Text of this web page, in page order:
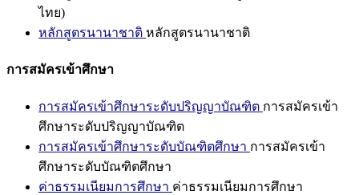
ไทย)
หลักสูตรนานาชาติ หลักสูตรนานาชาติ
การสมัครเข้าศึกษา
การสมัครเข้าศึกษาระดับปริญญาบัณฑิต การสมัครเข้า
ศึกษาระดับปริญญาบัณฑิต
การสมัครเข้าศึกษาระดับบัณฑิตศึกษา การสมัครเข้า
ศึกษาระดับบัณฑิตศึกษา
ค่าธรรมเนียมการศึกษา ค่าธรรมเนียมการศึกษา